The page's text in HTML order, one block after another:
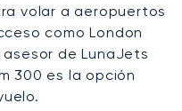
volar a aeropuertos
como London
de LunaJets
300 es la opción